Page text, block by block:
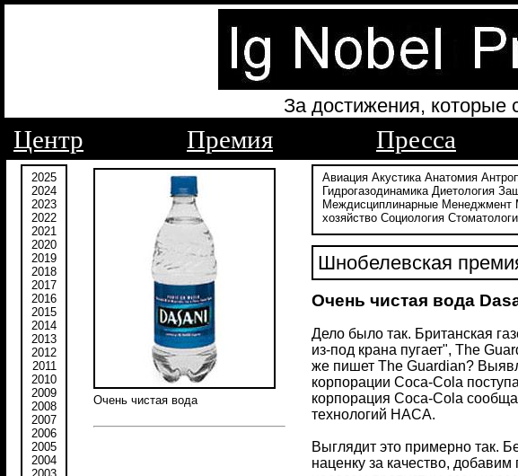
За достижения, которые
Центр Премия Пресса
2025
2024
2023
2022
2021
2020
2019
2018
2017
2016
2015
2014
2013
2012
2011
2010
2009
2008
2007
2006
2005
2004
Очень чистая вода
Авиация Акустика Анатомия
Гидрогазодинамика Диетология
Междисциплинарные Менеджмент
хозяйство Социология
Шнобелевская
Очень чистая вода
Дело было так. Британская
из-под крана пугает", The
же пишет The Guardian?
корпорации Coca-Cola
корпорация Coca-Cola
технологий НАСА.
Выглядит это примерно так.
наценку за качество,